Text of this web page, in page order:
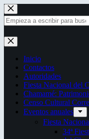
Saltar
al
contenido
Sin
resultados
Inicio
Contactos
Autoridades
Fiesta Nacional del
Chamamé:
Censo Cultural
Eventos anuales
Fiesta
34ª